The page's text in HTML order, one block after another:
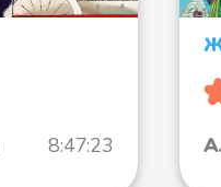
8:47:23